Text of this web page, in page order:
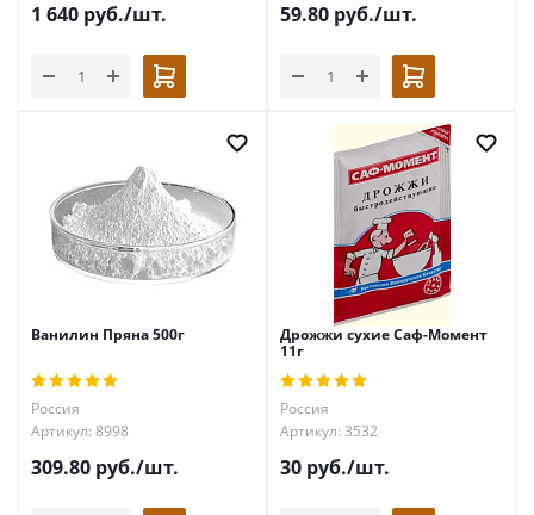
1 640 руб./шт. 59.80 руб./шт.
Ванилин Пряна 500г
Россия
Артикул: 8998
309.80 руб./шт.
Дрожжи сухие Саф-Момент
11г
Россия
Артикул: 3532
30 руб./шт.